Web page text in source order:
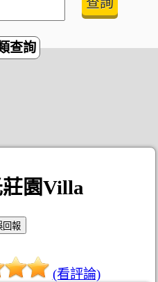
查詢
園Villa
(看評論)